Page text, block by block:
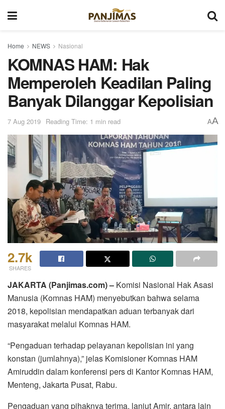
Home NEWS Nasional
KOMNAS HAM: Hak
Memperoleh Keadilan Paling
Banyak Dilanggar Kepolisian
7 Aug 2019 Reading Time: 1 min read AA
2.7k
SHARES
JAKARTA (Panjimas.com) – Komisi Nasional Hak Asasi
Manusia (Komnas HAM) menyebutkan bahwa selama
2018, kepolisian mendapatkan aduan terbanyak dari
masyarakat melalui Komnas HAM.
“Pengaduan terhadap pelayanan kepolisian ini yang
konstan (jumlahnya),” jelas Komisioner Komnas HAM
Amiruddin dalam konferensi pers di Kantor Komnas HAM,
Menteng, Jakarta Pusat, Rabu.
Pengaduan yang pihaknya terima, lanjut Amir, antara lain